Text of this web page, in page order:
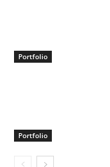
Portfolio
Portfolio